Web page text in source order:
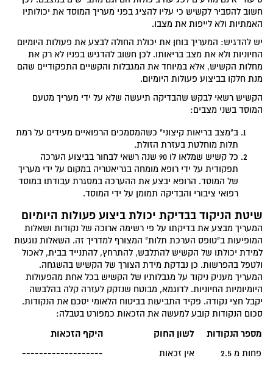
חשוב להסביר לקשיש כי עליו להציג בפני מעריך המוסד את יכולותיו
האמתיות ולא לייפות את מצבו.
יש להדגיש: המעריך בוחן את יכולת החולה לבצע את פעולות היומיום
החיוניות ולא את מצב בריאותו. לכן חשוב להדגיש בפניו לא רק את
מחלות הקשיש, אלא במיוחד את המגבלות והקשיים התפקודיים שהם
מנת חלקו בביצוע פעולות היומיום.
הקשיש רשאי לבקש שהבדיקה תיעשה שלא על ידי מעריך מטעם
המוסד בשני מצבים:
ב"מצב בריאות קיצוני" כשהמסמכים הרפואיים מעידים על רמת
תלות מוחלטת בעזרת הזולת.
כל קשיש שמלאו לו 90 שנה רשאי לבחור בביצוע הערכה
תפקודית על ידי רופא מומחה בגריאטריה במקום על ידי מעריך
של המוסד. הרופא יבצע את ההערכה במסגרת עבודתו במוסד
רפואי ציבורי והבדיקה תמומן על ידי המוסד.
שיטת הניקוד בבדיקת יכולת ביצוע פעולות היומיום
המעריך מבצע את בדיקתו על פי רשימה ארוכה של נקודות ושאלות
המופיעות ב"טופס הערכת תלות" המצורף למדריך זה. השאלות נוגעות
למידת יכולתו של הקשיש להתלבש, להתרחץ, להתנייד בבית, לאכול
ולטפל בהפרשות. כן נבדקת מידת הצורך של הקשיש בהשגחה.
המעריך מעניק ניקוד על מגבלותיו של הקשיש בכל אחת מהפעולות
היומיומיות החיוניות. לדוגמא, מבוטח שנזקק לעזרה קלה בהלבשה
יקבל חצי נקודה. פקיד התביעות בביטוח הלאומי יסכם את הנקודות.
סכום הנקודות קובע למעשה את הזכאות כמפורט בטבלה:
מספר הנקודות לשון החוק היקף הזכאות
פחות מ 2.5 אין זכאות
-------------------